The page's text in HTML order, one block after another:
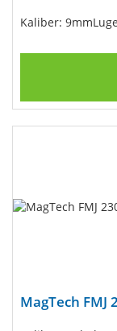
Kaliber:
MagTech FMJ